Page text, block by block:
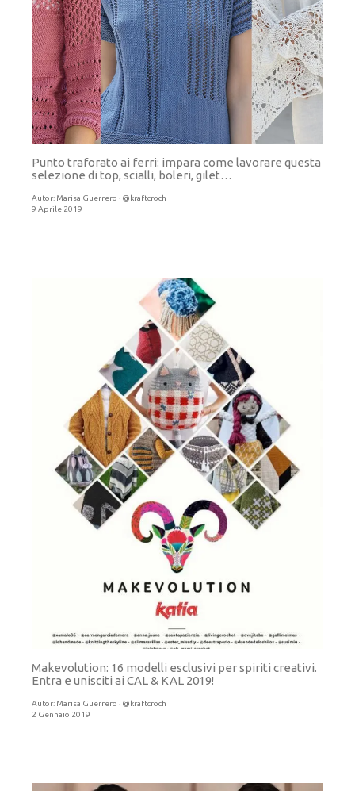
Punto traforato ai ferri: impara come lavorare questa
selezione di top, scialli, boleri, gilet…
Autor: Marisa Guerrero · @kraftcroch
9 Aprile 2019
Makevolution: 16 modelli esclusivi per spiriti creativi.
Entra e unisciti ai CAL & KAL 2019!
Autor: Marisa Guerrero · @kraftcroch
2 Gennaio 2019